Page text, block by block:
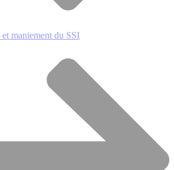
maniement du SSI